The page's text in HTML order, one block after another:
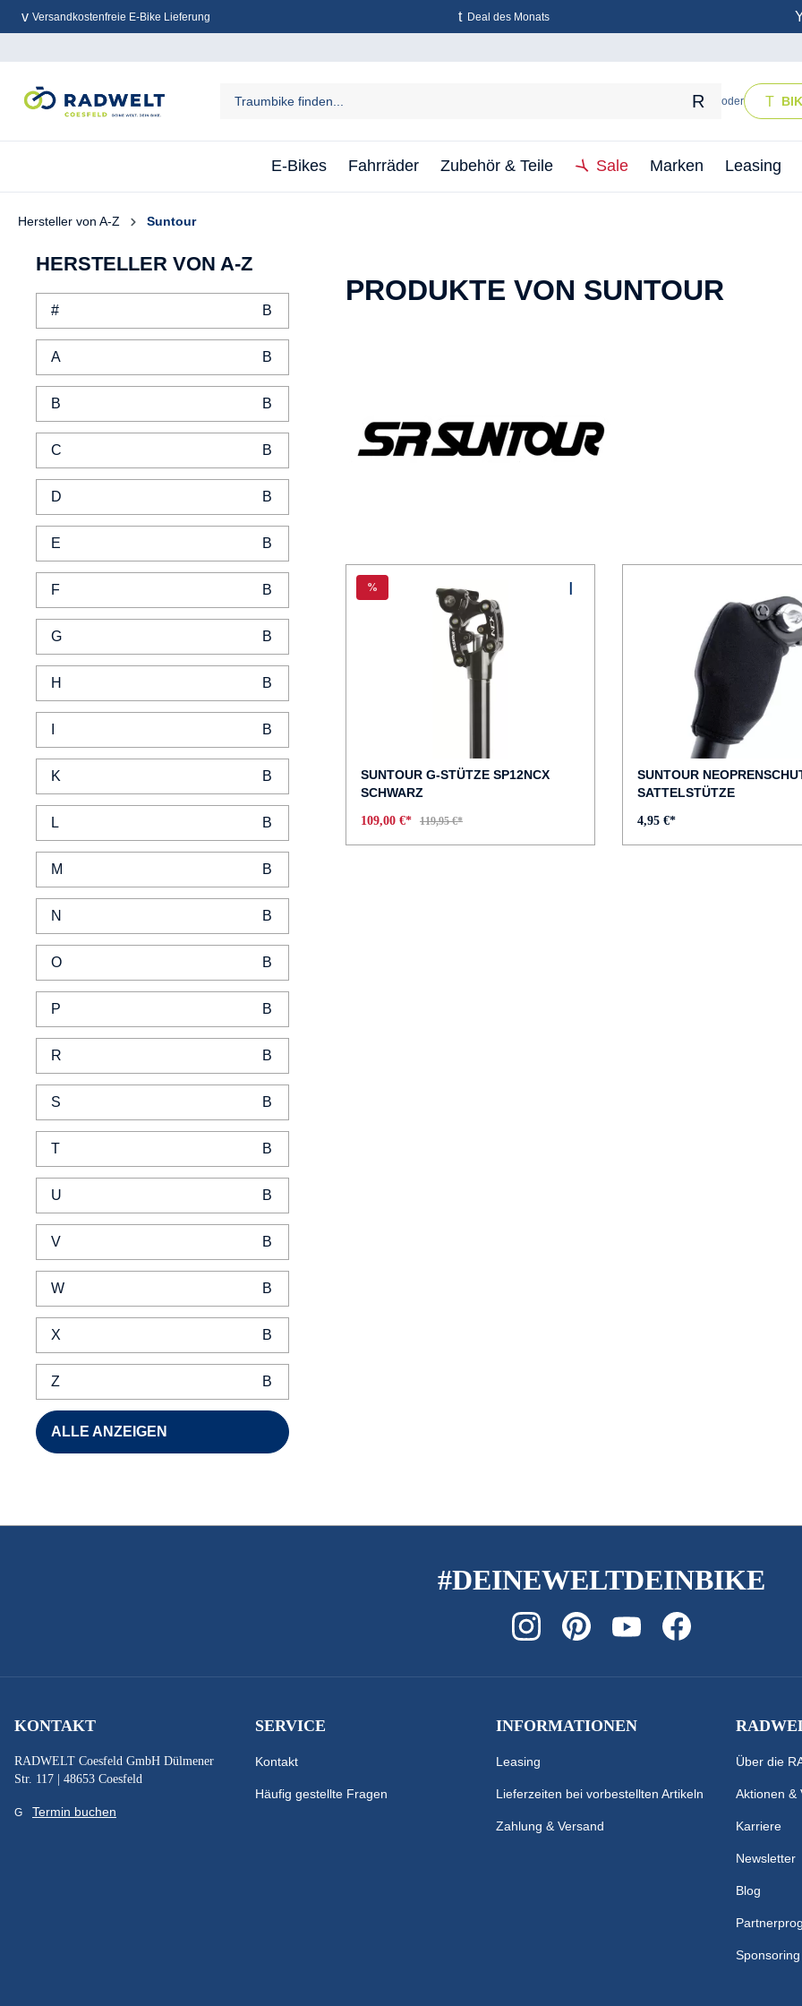
springen
Versandkostenfreie E-Bike Lieferung Deal des Monats
oder
E-Bikes Fahrräder Zubehör & Teile Sale Marken Leasing
Hersteller von A-Z Suntour
HERSTELLER VON A-Z
#
A
B
C
D
E
F
G
H
K
L
M
N
O
P
R
S
T
U
V
W
X
Z
ALLE ANZEIGEN
PRODUKTE VON SUNTOUR
%
SUNTOUR G-STÜTZE SP12NCX
SCHWARZ
109,00 €* 119,95 €*
SUNTOUR
SATTELSTÜTZE
4,95 €*
#DEINEWELTDEINBIKE
KONTAKT
RADWELT Coesfeld GmbH Dülmener
Str. 117 | 48653 Coesfeld
Termin buchen
SERVICE
Kontakt
Häufig gestellte Fragen
INFORMATIONEN
Leasing
Lieferzeiten bei vorbestellten Artikeln
Zahlung & Versand
Über die
Aktionen &
Karriere
Newsletter
Blog
Sponsoring